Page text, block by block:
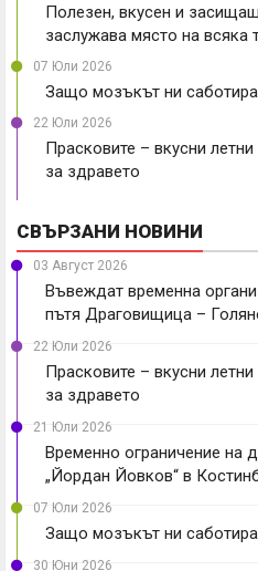
Полезен, вкусен и
заслужава място на всяка
07 Юли 2026
Защо мозъкът ни
22 Юли 2026
Прасковите – вкусни
за здравето
СВЪРЗАНИ НОВИНИ
03 Август 2026
Въвеждат временна
пътя Драговищица –
22 Юли 2026
Прасковите – вкусни
за здравето
21 Юли 2026
Временно ограничение на
„Йордан Йовков“ в
07 Юли 2026
Защо мозъкът ни
30 Юни 2026